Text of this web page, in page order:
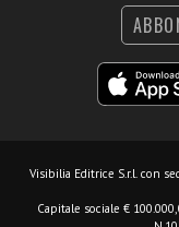
Visibilia Editrice S.r.l. con
Capitale sociale €